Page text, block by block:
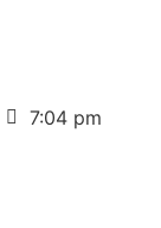
7:04 pm